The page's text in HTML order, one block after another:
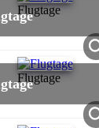
Flugtage
Flugtage